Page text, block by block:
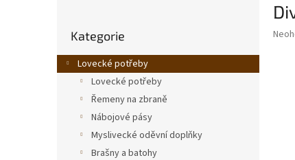
r
a
kategorie
Kategorie
Lovecké potřeby
Lovecké potřeby
Řemeny na zbraně
Nábojové pásy
Myslivecké oděvní doplňky
Brašny a batohy